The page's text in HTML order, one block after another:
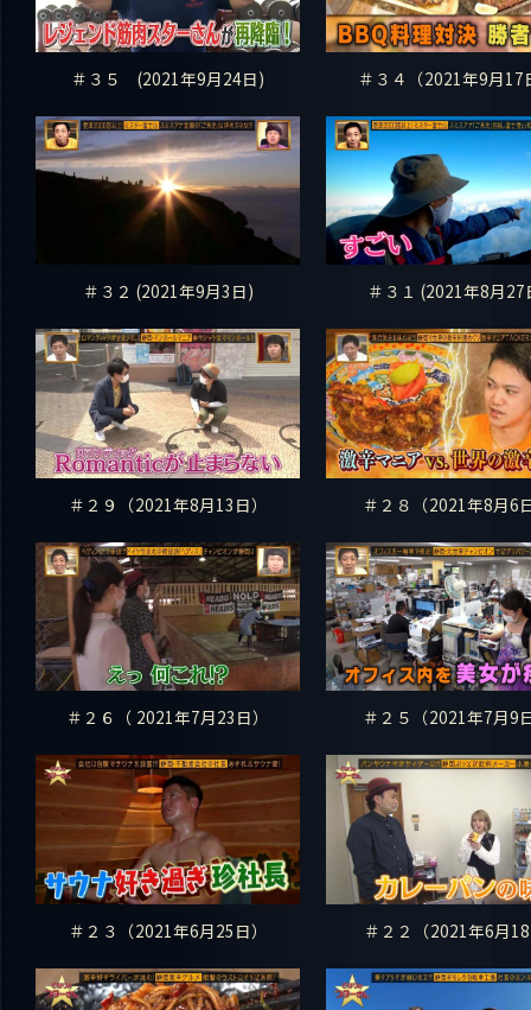
＃３５ (2021年9月24日) ＃３４（2021年9月17
＃３２ (2021年9月3日) ＃３１ (2021年8月27
＃２９（2021年8月13日） ＃２８（2021年8月6
＃２６（ 2021年7月23日） ＃２５（2021年7月9
＃２３（2021年6月25日） ＃２２（2021年6月